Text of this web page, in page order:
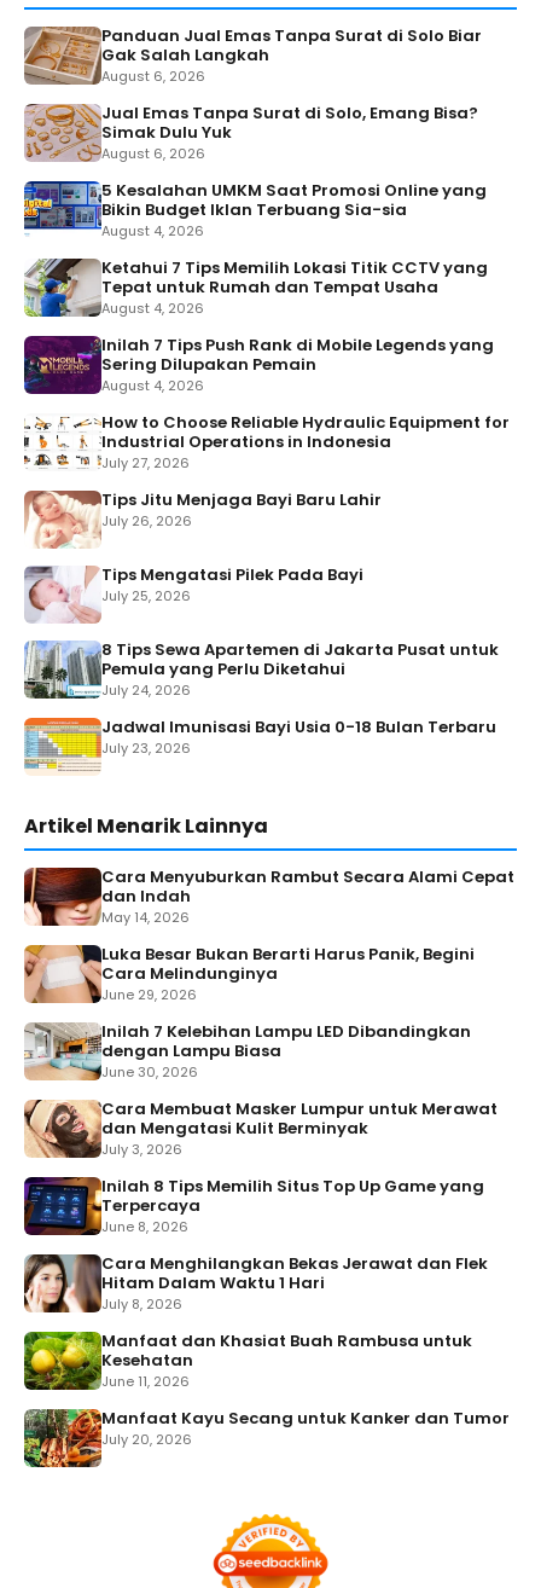
Panduan Jual Emas Tanpa Surat di Solo Biar
Gak Salah Langkah
August 6, 2026
Jual Emas Tanpa Surat di Solo, Emang Bisa?
Simak Dulu Yuk
August 6, 2026
5 Kesalahan UMKM Saat Promosi Online yang
Bikin Budget Iklan Terbuang Sia-sia
August 4, 2026
Ketahui 7 Tips Memilih Lokasi Titik CCTV yang
Tepat untuk Rumah dan Tempat Usaha
August 4, 2026
Inilah 7 Tips Push Rank di Mobile Legends yang
Sering Dilupakan Pemain
August 4, 2026
How to Choose Reliable Hydraulic Equipment for
Industrial Operations in Indonesia
July 27, 2026
Tips Jitu Menjaga Bayi Baru Lahir
July 26, 2026
Tips Mengatasi Pilek Pada Bayi
July 25, 2026
8 Tips Sewa Apartemen di Jakarta Pusat untuk
Pemula yang Perlu Diketahui
July 24, 2026
Jadwal Imunisasi Bayi Usia 0-18 Bulan Terbaru
July 23, 2026
Artikel Menarik Lainnya
Cara Menyuburkan Rambut Secara Alami Cepat
dan Indah
May 14, 2026
Luka Besar Bukan Berarti Harus Panik, Begini
Cara Melindunginya
June 29, 2026
Inilah 7 Kelebihan Lampu LED Dibandingkan
dengan Lampu Biasa
June 30, 2026
Cara Membuat Masker Lumpur untuk Merawat
dan Mengatasi Kulit Berminyak
July 3, 2026
Inilah 8 Tips Memilih Situs Top Up Game yang
Terpercaya
June 8, 2026
Cara Menghilangkan Bekas Jerawat dan Flek
Hitam Dalam Waktu 1 Hari
July 8, 2026
Manfaat dan Khasiat Buah Rambusa untuk
Kesehatan
June 11, 2026
Manfaat Kayu Secang untuk Kanker dan Tumor
July 20, 2026